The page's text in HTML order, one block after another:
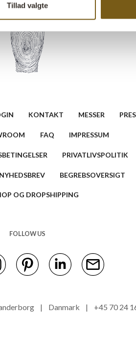
Tillad valgte
KONTAKT MESSER
FAQ IMPRESSUM
PRIVATLIVSPOLITIK
BEGREBSOVERSIGT
OG DROPSHIPPING
FOLLOW US
| Danmark | +45 70 24